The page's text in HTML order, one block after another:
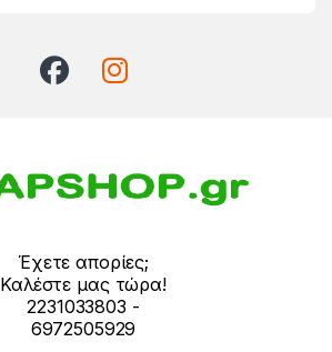
Έχετε απορίες;
Καλέστε μας τώρα!
2231033803 -
6972505929